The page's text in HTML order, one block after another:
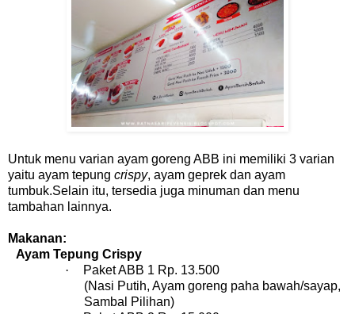
Untuk menu varian ayam goreng ABB ini memiliki 3 varian
yaitu ayam tepung crispy, ayam geprek dan ayam
tumbuk.Selain itu, tersedia juga minuman dan menu
tambahan lainnya.
Makanan:
Ayam Tepung Crispy
·
Paket ABB 1 Rp. 13.500
(Nasi Putih, Ayam goreng paha bawah/sayap,
Sambal Pilihan)